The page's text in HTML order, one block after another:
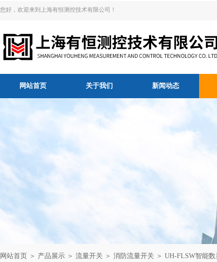
您好，欢迎来到上海有恒测控技术有限公司！
网站首页 关于我们 新闻动态
网站首页 ＞ 产品展示 ＞ 流量开关 ＞ 消防流量开关 ＞ UH-FLSW智能